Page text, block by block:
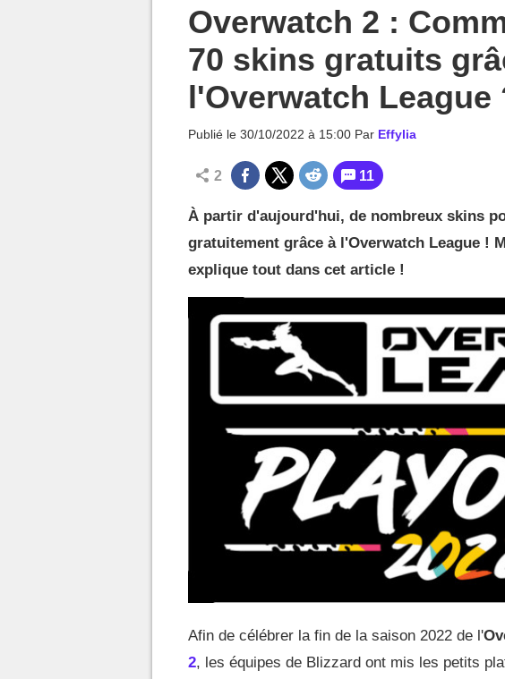
Overwatch 2 :
70 skins gratuits
l'Overwatch League
Publié le 30/10/2022 à 15:00 Par Effylia
2 11
À partir d'aujourd'hui, de nombreux skins
gratuitement grâce à l'Overwatch League !
explique tout dans cet article !
Afin de célébrer la fin de la saison 2022 de l'
2, les équipes de Blizzard ont mis les petits